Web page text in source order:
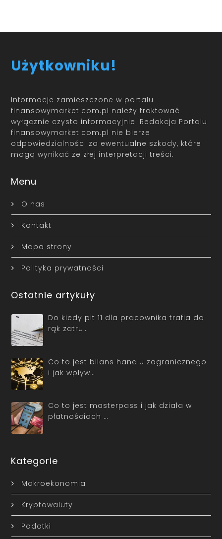
Użytkowniku!
Informacje zamieszczone w portalu
finansowymarket.com.pl należy traktować
wyłącznie czysto informacyjnie. Redakcja Portalu
finansowymarket.com.pl nie bierze
odpowiedzialności za ewentualne szkody, które
mogą wynikać ze złej interpretacji treści.
Menu
O nas
Kontakt
Mapa strony
Polityka prywatności
Ostatnie artykuły
Do kiedy pit 11 dla pracownika trafia do
rąk zatru…
Co to jest bilans handlu zagranicznego
i jak wpływ…
Co to jest masterpass i jak działa w
płatnościach …
Kategorie
Makroekonomia
Kryptowaluty
Podatki